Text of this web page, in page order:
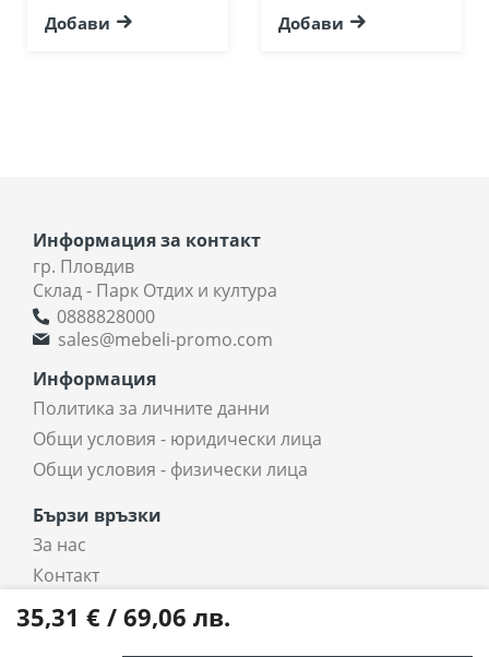
35,31 € / 69,06 лв.
Добави
Добави
Информация за контакт
гр. Пловдив
Склад - Парк Отдих и култура
0888828000
sales@mebeli-promo.com
Информация
Политика за личните данни
Общи условия - юридически лица
Общи условия - физически лица
Бързи връзки
За нас
Контакт
coradi.bg - интернет магазин